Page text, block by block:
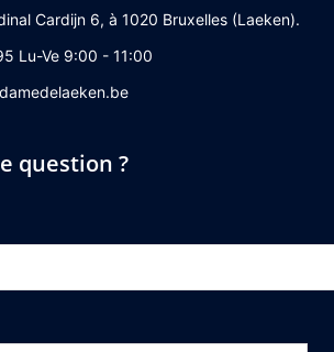
Cardijn 6, à 1020 Bruxelles (Laeken).
Lu-Ve 9:00 - 11:00
question ?